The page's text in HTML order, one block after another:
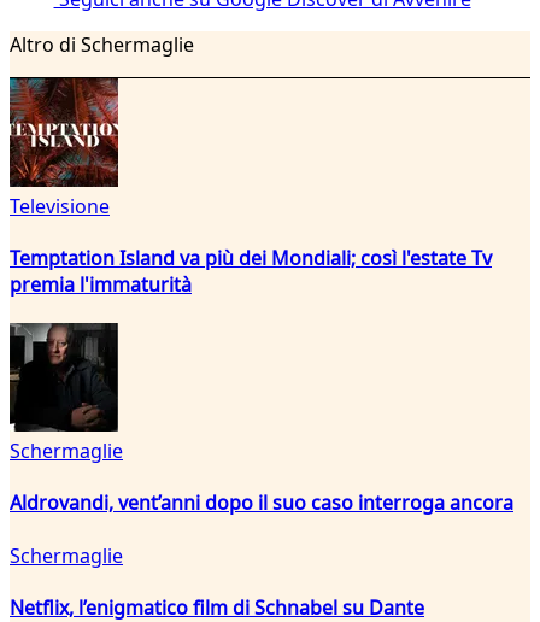
Altro di Schermaglie
Televisione
Temptation Island va più dei Mondiali; così l'estate Tv
premia l'immaturità
Schermaglie
Aldrovandi, vent’anni dopo il suo caso interroga ancora
Schermaglie
Netflix, l’enigmatico film di Schnabel su Dante